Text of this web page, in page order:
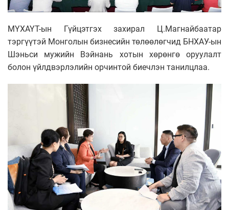
МҮХАҮТ-ын Гүйцэтгэх захирал Ц.Магнайбаатар
тэргүүтэй Монголын бизнесийн төлөөлөгчид БНХАУ-ын
Шэньси мужийн Вэйнань хотын хөрөнгө оруулалт
болон үйлдвэрлэлийн орчинтой биечлэн танилцлаа.